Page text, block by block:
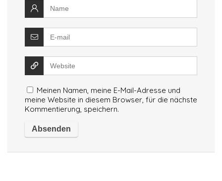
Meinen Namen, meine E-Mail-Adresse und
meine Website in diesem Browser, für die nächste
Kommentierung, speichern.